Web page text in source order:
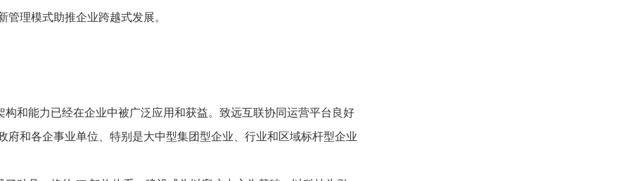
理模式助推企业跨越式发展。
和能力已经在企业中被广泛应用和获益。致远互联协同运营平台良好
和各企事业单位、特别是大中型集团型企业、行业和区域标杆型企业